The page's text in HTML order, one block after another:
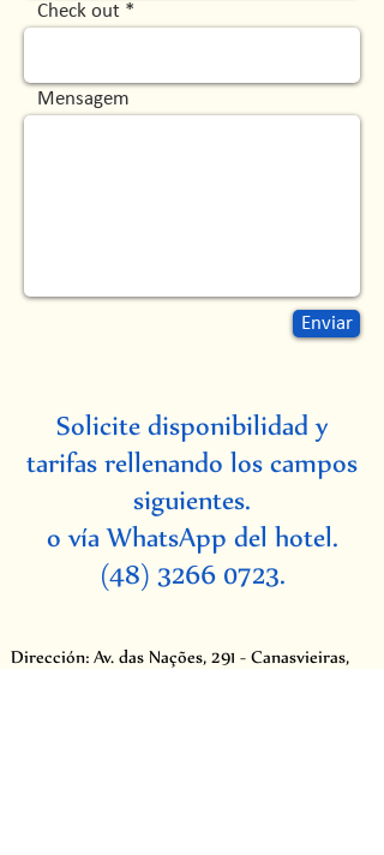
Check out
Mensagem
Enviar
Solicite disponibilidad y
tarifas rellenando los campos
siguientes.
o vía WhatsApp del hotel.
(48) 3266 0723.
Dirección: Av. das Nações, 291 - Canasvieiras,